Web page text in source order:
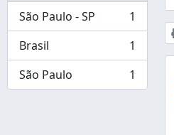
São Paulo - SP
, 1 résultats
1
Brasil
, 1 résultats
1
São Paulo
, 1 résultats 1